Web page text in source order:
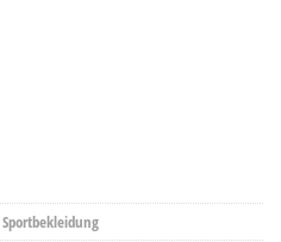
Sportbekleidung